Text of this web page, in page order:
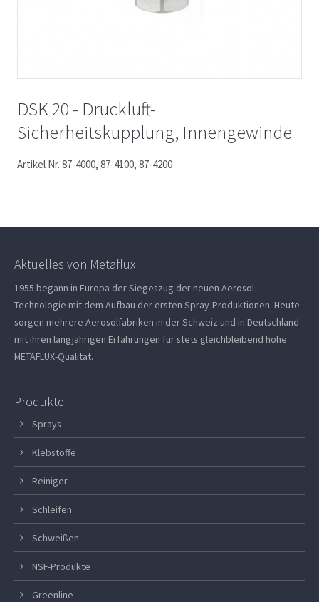
DSK 20 - Druckluft-
Sicherheitskupplung, Innengewinde
Artikel Nr. 87-4000, 87-4100, 87-4200
Aktuelles von Metaflux
1955 begann in Europa der Siegeszug der neuen Aerosol-
Technologie mit dem Aufbau der ersten Spray-Produktionen. Heute
sorgen mehrere Aerosolfabriken in der Schweiz und in Deutschland
mit ihren langjährigen Erfahrungen für stets gleichbleibend hohe
METAFLUX-Qualität.
Produkte
Sprays
Klebstoffe
Reiniger
Schleifen
Schweißen
NSF-Produkte
Greenline